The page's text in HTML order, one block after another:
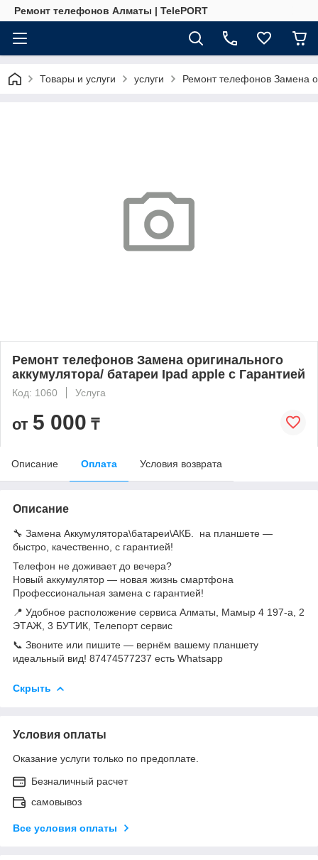
Ремонт телефонов Алматы | TelePORT
Товары и услуги услуги Ремонт телефонов Замена
Ремонт телефонов Замена оригинального
аккумулятора/ батареи Ipad apple с Гарантией
Код: 1060 Услуга
от 5 000 ₸
Описание Оплата Условия возврата
Описание
🔧 Замена Аккумулятора\батареи\АКБ. на планшете —
быстро, качественно, с гарантией!
Телефон не доживает до вечера?
Новый аккумулятор — новая жизнь смартфона
Профессиональная замена с гарантией!
📍 Удобное расположение сервиса Алматы, Мамыр 4 197-а, 2
ЭТАЖ, 3 БУТИК, Телепорт сервис
📞 Звоните или пишите — вернём вашему планшету
идеальный вид! 87474577237 есть Whatsapp
Скрыть
Условия оплаты
Оказание услуги только по предоплате.
Безналичный расчет
самовывоз
Все условия оплаты